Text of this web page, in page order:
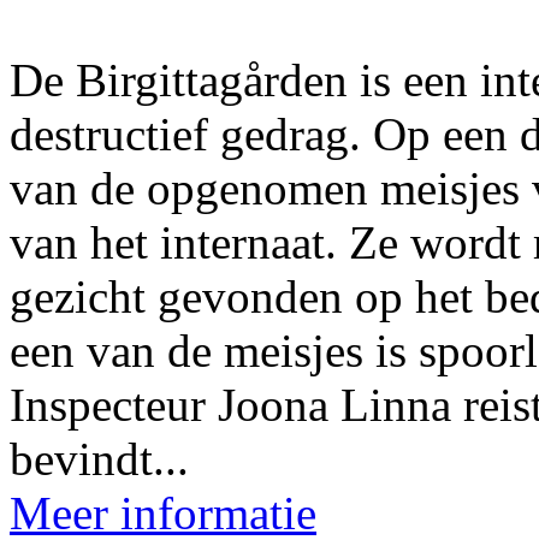
De Birgittagården is een
destructief gedrag. Op een
van de opgenomen
van het internaat. Ze wordt
gezicht gevonden op het
een van de meisjes is
Inspecteur Joona Linna
bevindt...
Meer informatie